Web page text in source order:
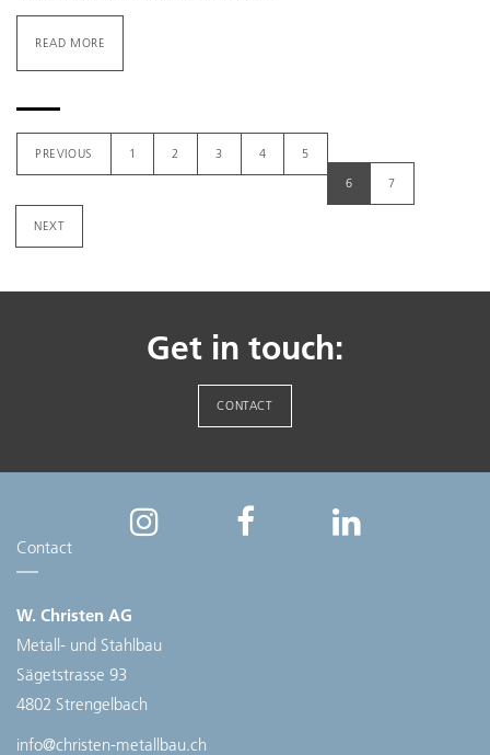
READ MORE
PREVIOUS 1 2 3 4
5
6
7
NEXT
Get in touch:
CONTACT
Contact
W. Christen AG
Metall- und Stahlbau
Sägetstrasse 93
4802 Strengelbach
info@christen-metallbau.ch